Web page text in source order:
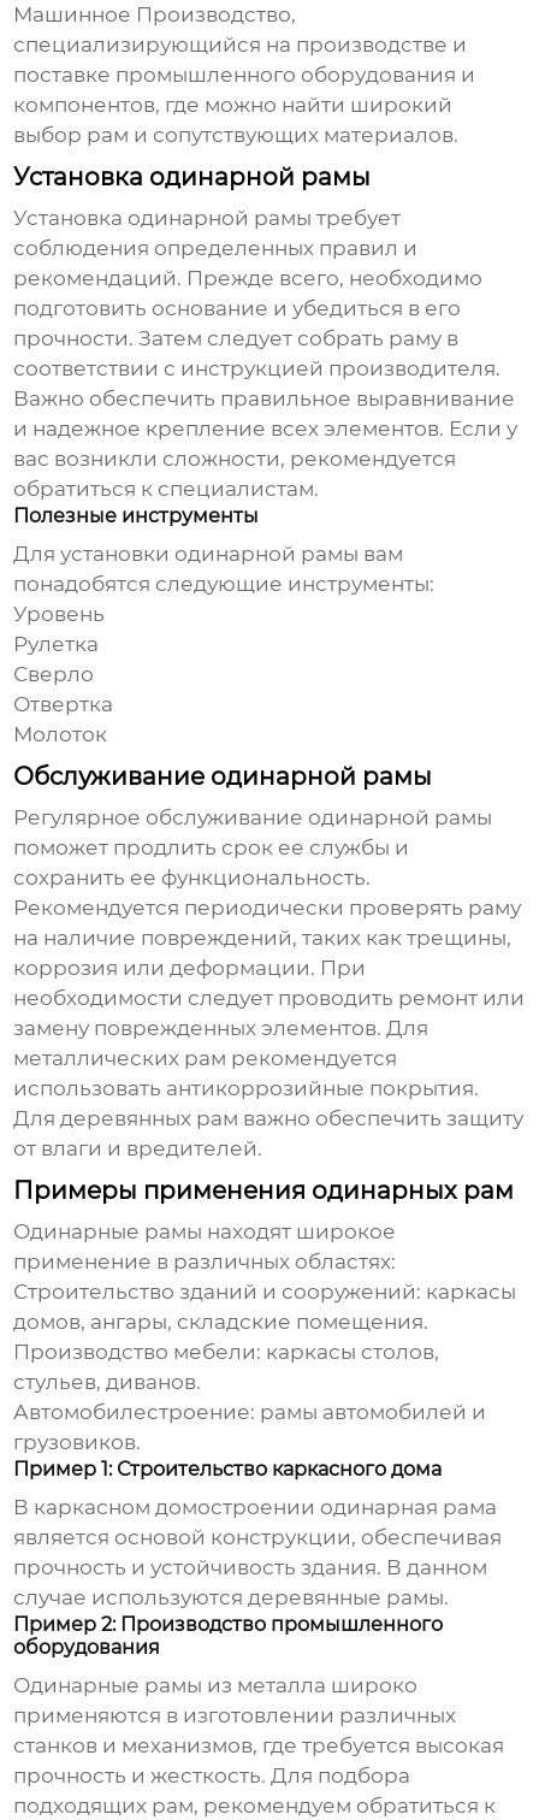
Машинное Производство,
специализирующийся на производстве и
поставке промышленного оборудования и
компонентов, где можно найти широкий
выбор рам и сопутствующих материалов.
Установка одинарной рамы
Установка одинарной рамы требует
соблюдения определенных правил и
рекомендаций. Прежде всего, необходимо
подготовить основание и убедиться в его
прочности. Затем следует собрать раму в
соответствии с инструкцией производителя.
Важно обеспечить правильное выравнивание
и надежное крепление всех элементов. Если у
вас возникли сложности, рекомендуется
обратиться к специалистам.
Полезные инструменты
Для установки одинарной рамы вам
понадобятся следующие инструменты:
Уровень
Рулетка
Сверло
Отвертка
Молоток
Обслуживание одинарной рамы
Регулярное обслуживание одинарной рамы
поможет продлить срок ее службы и
сохранить ее функциональность.
Рекомендуется периодически проверять раму
на наличие повреждений, таких как трещины,
коррозия или деформации. При
необходимости следует проводить ремонт или
замену поврежденных элементов. Для
металлических рам рекомендуется
использовать антикоррозийные покрытия.
Для деревянных рам важно обеспечить защиту
от влаги и вредителей.
Примеры применения одинарных рам
Одинарные рамы находят широкое
применение в различных областях:
Строительство зданий и сооружений: каркасы
домов, ангары, складские помещения.
Производство мебели: каркасы столов,
стульев, диванов.
Автомобилестроение: рамы автомобилей и
грузовиков.
Пример 1: Строительство каркасного дома
В каркасном домостроении одинарная рама
является основой конструкции, обеспечивая
прочность и устойчивость здания. В данном
случае используются деревянные рамы.
Пример 2: Производство промышленного
оборудования
Одинарные рамы из металла широко
применяются в изготовлении различных
станков и механизмов, где требуется высокая
прочность и жесткость. Для подбора
подходящих рам, рекомендуем обратиться к